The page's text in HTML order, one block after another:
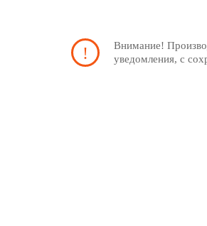
Внимание!
уведомления, с